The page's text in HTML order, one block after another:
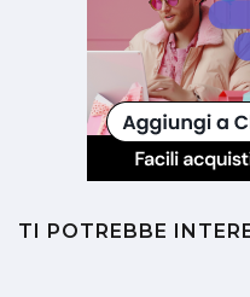
TI POTREBBE